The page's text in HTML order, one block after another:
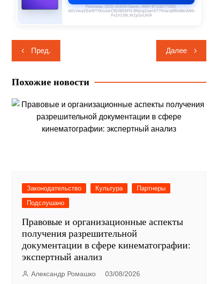
Реклама. ООО «ОЗОН Банк». ИНН 9703077050.
ADLVwa2EeAfT1KcczwC8jV6DkfVLRNjng2zan577Kxwsj6Rm8krAAYo
Px2rD39LW2pGxUKiR
Навигация
по
записям
Пред. Далее
Похожие новости
Законодательство Культура
Партнеры
Подслушано
Правовые и организационные аспекты
получения разрешительной
документации в сфере кинематографии:
экспертный анализ
Александр Ромашко 03/08/2026